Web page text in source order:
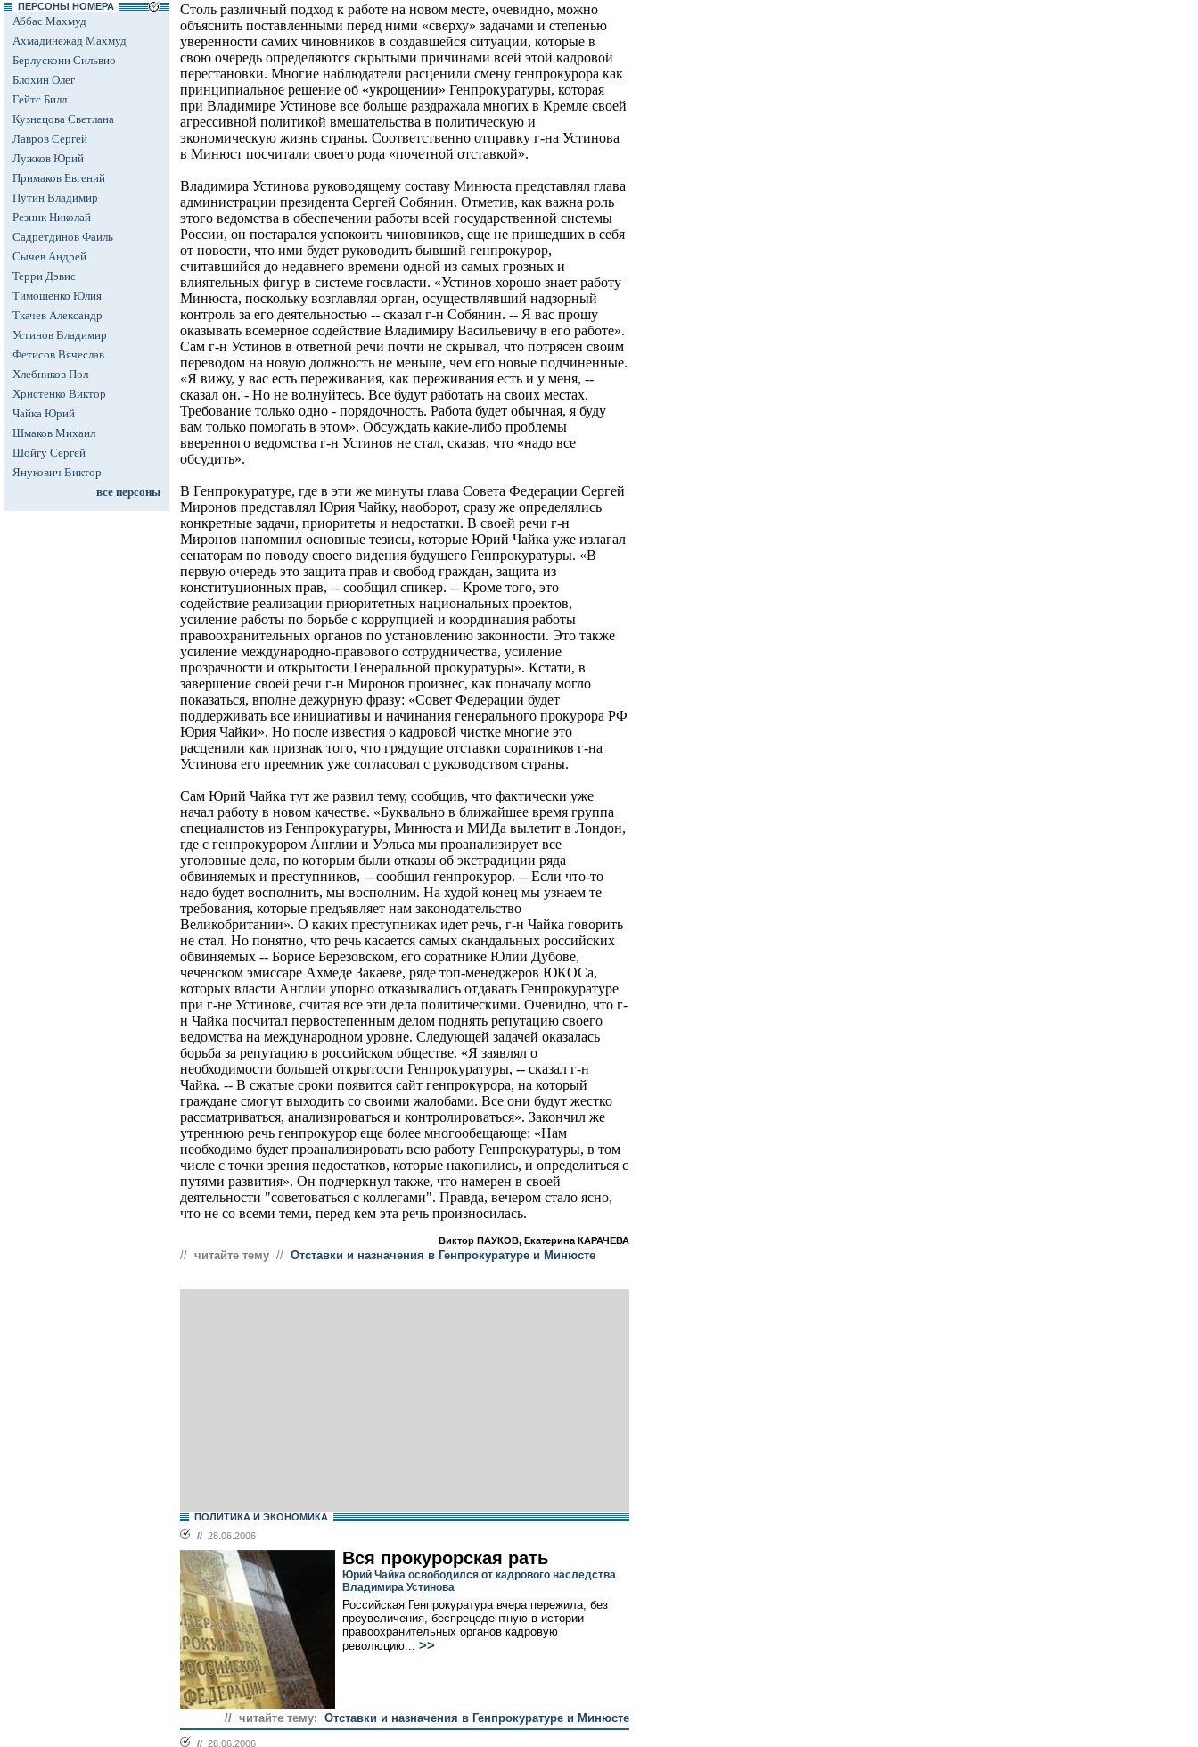
ПЕРСОНЫ НОМЕРА
Аббас Махмуд
Ахмадинежад Махмуд
Берлускони Сильвио
Блохин Олег
Гейтс Билл
Кузнецова Светлана
Лавров Сергей
Лужков Юрий
Примаков Евгений
Путин Владимир
Резник Николай
Садретдинов Фаиль
Сычев Андрей
Терри Дэвис
Тимошенко Юлия
Ткачев Александр
Устинов Владимир
Фетисов Вячеслав
Хлебников Пол
Христенко Виктор
Чайка Юрий
Шмаков Михаил
Шойгу Сергей
Янукович Виктор
все персоны
Столь различный подход к работе на новом месте, очевидно, можно
объяснить поставленными перед ними «сверху» задачами и степенью
уверенности самих чиновников в создавшейся ситуации, которые в
свою очередь определяются скрытыми причинами всей этой кадровой
перестановки. Многие наблюдатели расценили смену генпрокурора как
принципиальное решение об «укрощении» Генпрокуратуры, которая
при Владимире Устинове все больше раздражала многих в Кремле своей
агрессивной политикой вмешательства в политическую и
экономическую жизнь страны. Соответственно отправку г-на Устинова
в Минюст посчитали своего рода «почетной отставкой».
Владимира Устинова руководящему составу Минюста представлял глава
администрации президента Сергей Собянин. Отметив, как важна роль
этого ведомства в обеспечении работы всей государственной системы
России, он постарался успокоить чиновников, еще не пришедших в себя
от новости, что ими будет руководить бывший генпрокурор,
считавшийся до недавнего времени одной из самых грозных и
влиятельных фигур в системе госвласти. «Устинов хорошо знает работу
Минюста, поскольку возглавлял орган, осуществлявший надзорный
контроль за его деятельностью -- сказал г-н Собянин. -- Я вас прошу
оказывать всемерное содействие Владимиру Васильевичу в его работе».
Сам г-н Устинов в ответной речи почти не скрывал, что потрясен своим
переводом на новую должность не меньше, чем его новые подчиненные.
«Я вижу, у вас есть переживания, как переживания есть и у меня, --
сказал он. - Но не волнуйтесь. Все будут работать на своих местах.
Требование только одно - порядочность. Работа будет обычная, я буду
вам только помогать в этом». Обсуждать какие-либо проблемы
вверенного ведомства г-н Устинов не стал, сказав, что «надо все
обсудить».
В Генпрокуратуре, где в эти же минуты глава Совета Федерации Сергей
Миронов представлял Юрия Чайку, наоборот, сразу же определялись
конкретные задачи, приоритеты и недостатки. В своей речи г-н
Миронов напомнил основные тезисы, которые Юрий Чайка уже излагал
сенаторам по поводу своего видения будущего Генпрокуратуры. «В
первую очередь это защита прав и свобод граждан, защита из
конституционных прав, -- сообщил спикер. -- Кроме того, это
содействие реализации приоритетных национальных проектов,
усиление работы по борьбе с коррупцией и координация работы
правоохранительных органов по установлению законности. Это также
усиление международно-правового сотрудничества, усиление
прозрачности и открытости Генеральной прокуратуры». Кстати, в
завершение своей речи г-н Миронов произнес, как поначалу могло
показаться, вполне дежурную фразу: «Совет Федерации будет
поддерживать все инициативы и начинания генерального прокурора РФ
Юрия Чайки». Но после известия о кадровой чистке многие это
расценили как признак того, что грядущие отставки соратников г-на
Устинова его преемник уже согласовал с руководством страны.
Сам Юрий Чайка тут же развил тему, сообщив, что фактически уже
начал работу в новом качестве. «Буквально в ближайшее время группа
специалистов из Генпрокуратуры, Минюста и МИДа вылетит в Лондон,
где с генпрокурором Англии и Уэльса мы проанализирует все
уголовные дела, по которым были отказы об экстрадиции ряда
обвиняемых и преступников, -- сообщил генпрокурор. -- Если что-то
надо будет восполнить, мы восполним. На худой конец мы узнаем те
требования, которые предъявляет нам законодательство
Великобритании». О каких преступниках идет речь, г-н Чайка говорить
не стал. Но понятно, что речь касается самых скандальных российских
обвиняемых -- Борисе Березовском, его соратнике Юлии Дубове,
чеченском эмиссаре Ахмеде Закаеве, ряде топ-менеджеров ЮКОСа,
которых власти Англии упорно отказывались отдавать Генпрокуратуре
при г-не Устинове, считая все эти дела политическими. Очевидно, что г-
н Чайка посчитал первостепенным делом поднять репутацию своего
ведомства на международном уровне. Следующей задачей оказалась
борьба за репутацию в российском обществе. «Я заявлял о
необходимости большей открытости Генпрокуратуры, -- сказал г-н
Чайка. -- В сжатые сроки появится сайт генпрокурора, на который
граждане смогут выходить со своими жалобами. Все они будут жестко
рассматриваться, анализироваться и контролироваться». Закончил же
утреннюю речь генпрокурор еще более многообещающе: «Нам
необходимо будет проанализировать всю работу Генпрокуратуры, в том
числе с точки зрения недостатков, которые накопились, и определиться с
путями развития». Он подчеркнул также, что намерен в своей
деятельности "советоваться с коллегами". Правда, вечером стало ясно,
что не со всеми теми, перед кем эта речь произносилась.
Виктор ПАУКОВ, Екатерина КАРАЧЕВА
// читайте тему // Отставки и назначения в Генпрокуратуре и Минюсте
ПОЛИТИКА И ЭКОНОМИКА
// 28.06.2006
Вся прокурорская рать
Юрий Чайка освободился от кадрового наследства
Владимира Устинова
Российская Генпрокуратура вчера пережила, без
преувеличения, беспрецедентную в истории
правоохранительных органов кадровую
революцию... >>
// читайте тему: Отставки и назначения в Генпрокуратуре и Минюсте
// 28.06.2006